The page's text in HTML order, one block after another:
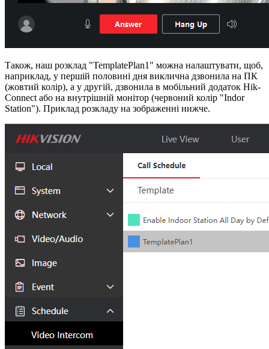
Також, наш розклад "TemplatePlan1" можна налаштувати, щоб,
наприклад, у першій половині дня виклична дзвонила на ПК
(жовтий колір), а у другій, дзвонила в мобільний додаток Hik-
Connect або на внутрішній монітор (червоний колір "Indor
Station"). Приклад розкладу на зображенні нижче.